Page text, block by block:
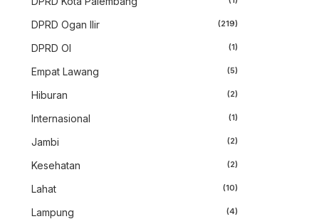
DPRD Ogan Ilir (219)
DPRD OI (1)
Empat Lawang (5)
Hiburan (2)
Internasional (1)
Jambi (2)
Kesehatan (2)
Lahat (10)
Lampung (4)